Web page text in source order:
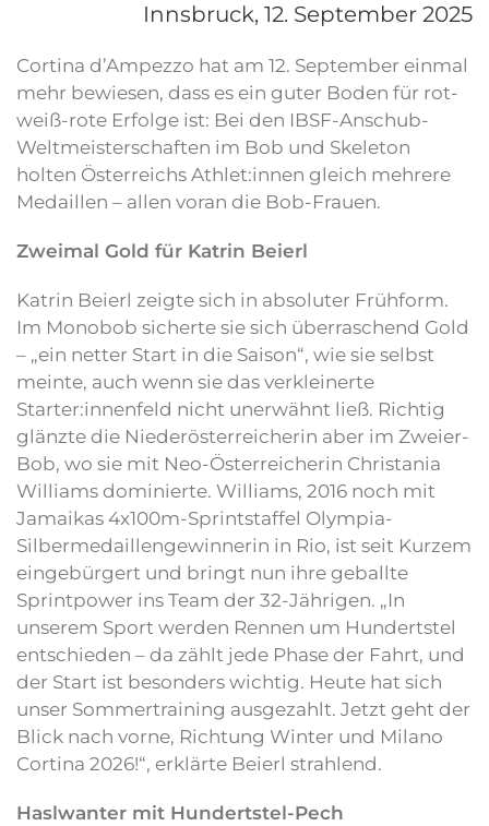
Innsbruck, 12. September 2025
Cortina d’Ampezzo hat am 12. September einmal
mehr bewiesen, dass es ein guter Boden für rot-
weiß-rote Erfolge ist: Bei den IBSF-Anschub-
Weltmeisterschaften im Bob und Skeleton
holten Österreichs Athlet:innen gleich mehrere
Medaillen – allen voran die Bob-Frauen.
Zweimal Gold für Katrin Beierl
Katrin Beierl zeigte sich in absoluter Frühform.
Im Monobob sicherte sie sich überraschend Gold
– „ein netter Start in die Saison“, wie sie selbst
meinte, auch wenn sie das verkleinerte
Starter:innenfeld nicht unerwähnt ließ. Richtig
glänzte die Niederösterreicherin aber im Zweier-
Bob, wo sie mit Neo-Österreicherin Christania
Williams dominierte. Williams, 2016 noch mit
Jamaikas 4x100m-Sprintstaffel Olympia-
Silbermedaillengewinnerin in Rio, ist seit Kurzem
eingebürgert und bringt nun ihre geballte
Sprintpower ins Team der 32-Jährigen. „In
unserem Sport werden Rennen um Hundertstel
entschieden – da zählt jede Phase der Fahrt, und
der Start ist besonders wichtig. Heute hat sich
unser Sommertraining ausgezahlt. Jetzt geht der
Blick nach vorne, Richtung Winter und Milano
Cortina 2026!“, erklärte Beierl strahlend.
Haslwanter mit Hundertstel-Pech